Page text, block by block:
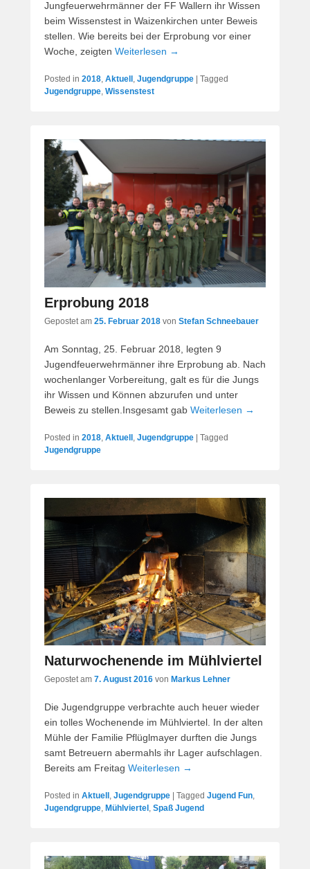
Jungfeuerwehrmänner der FF Wallern ihr Wissen
beim Wissenstest in Waizenkirchen unter Beweis
stellen. Wie bereits bei der Erprobung vor einer
Woche, zeigten Weiterlesen →
Posted in 2018, Aktuell , Jugendgruppe
Tagged
Jugendgruppe, Wissenstest
Erprobung 2018
Gepostet am 25. Februar 2018 von Stefan Schneebauer
Am Sonntag, 25. Februar 2018, legten 9
Jugendfeuerwehrmänner ihre Erprobung ab. Nach
wochenlanger Vorbereitung, galt es für die Jungs
ihr Wissen und Können abzurufen und unter
Beweis zu stellen.Insgesamt gab Weiterlesen →
Posted in 2018 Aktuell Jugendgruppe | Tagged
Jugendgruppe
Naturwochenende im Mühlviertel
Gepostet am 7. August 2016 von Markus Lehner
Die Jugendgruppe verbrachte auch heuer wieder
ein tolles Wochenende im Mühlviertel. In der alten
Mühle der Familie Pflüglmayer durften die Jungs
samt Betreuern abermahls ihr Lager aufschlagen.
Bereits am Freitag Weiterlesen →
Posted in Aktuell , Jugendgruppe Tagged Jugend Fun,
Jugendgruppe, Mühlviertel , Spaß Jugend